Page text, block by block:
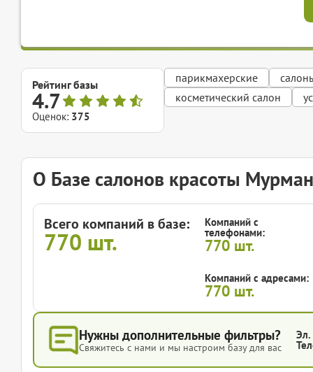
Рейтинг базы
4.7
Оценок: 375
парикмахерские
косметический салон
О Базе салонов красоты
Всего компаний в базе:
770 шт.
Компаний с
телефонами:
770 шт.
Компаний с адресами:
770 шт.
Нужны дополнительные фильтры?
Свяжитесь с нами и мы настроим базу для вас
Эл.